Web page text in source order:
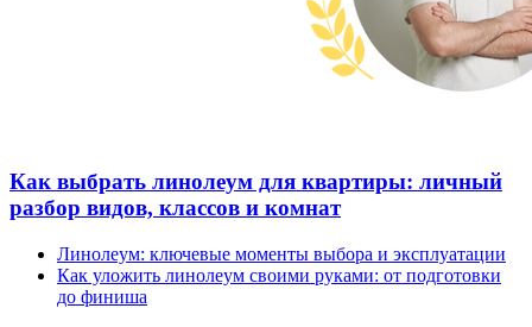
Как выбрать линолеум для квартиры: личный
разбор видов, классов и комнат
Линолеум: ключевые моменты выбора и эксплуатации
Как уложить линолеум своими руками: от подготовки
до финиша